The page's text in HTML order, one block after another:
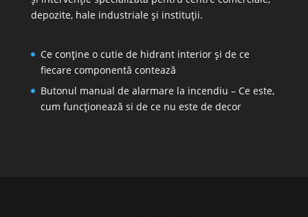
depozite, hale industriale și instituții.
Ce conține o cutie de hidrant interior și de ce
fiecare componentă contează
Butonul manual de alarmare la incendiu – Ce este,
cum funcționează si de ce nu este de decor